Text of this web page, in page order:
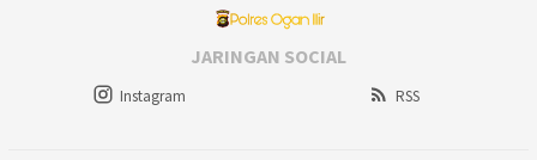
JARINGAN SOCIAL
Instagram RSS